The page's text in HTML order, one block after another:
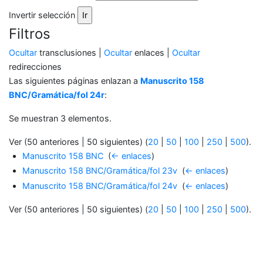
Invertir selección
Filtros
Ocultar transclusiones | Ocultar enlaces | Ocultar
redirecciones
Las siguientes páginas enlazan a Manuscrito 158
BNC/Gramática/fol 24r:
Se muestran 3 elementos.
Ver (50 anteriores | 50 siguientes) (20 50 100 250 500).
Manuscrito 158 BNC (← enlaces)
Manuscrito 158 BNC/Gramática/fol 23v (← enlaces)
Manuscrito 158 BNC/Gramática/fol 24v (← enlaces)
Ver (50 anteriores | 50 siguientes) (20 50 100 250 500).